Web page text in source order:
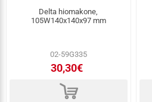
Delta hiomakone,
105W140x140x97 mm
02-59G335
30,30€
d